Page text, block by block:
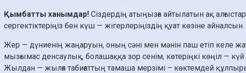
Қымбатты ханымдар! Сіздердің атыңызға айтылатын ақ
сергектіктеріңіз бен күш — жігерлеріңіздің қуат көзіне
Жер — дүниенің жаңаруын, оның сәні мен мәнін паш етіп келе
мызғымас денсаулық, болашаққа зор сенім, көтеріңкі көңіл — күй
Жылдан — жылға табиғаттың тамаша мерзімі – көктемдей